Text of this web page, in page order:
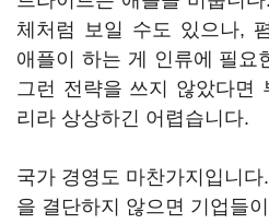
체처럼 보일 수도 있으나,
애플이 하는 게 인류에 필요
그런 전략을 쓰지 않았다면
리라 상상하긴 어렵습니다.
국가 경영도 마찬가지입니
을 결단하지 않으면 기업들